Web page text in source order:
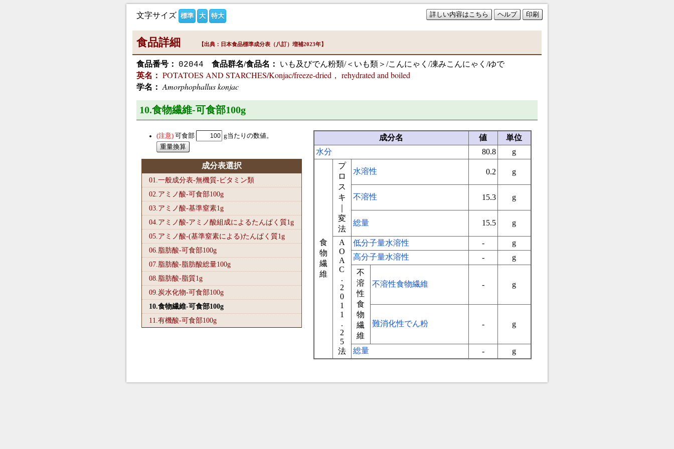
詳しい内容はこちら ヘルプ 印刷
文字サイズ 標準 大 特大
食品詳細 【出典：日本食品標準成分表（八訂）増補2023年】
食品番号： 02044 食品群名/食品名：
いも及びでん粉類/＜いも類＞/こんにゃく/凍みこんにゃく/ゆで
英名： POTATOES AND STARCHES/Konjac/freeze-dried， rehydrated and boiled
学名： Amorphophallus konjac
10.食物繊維-可食部100g
可食部 g当たりの数値。
成分表選択
01.一般成分表-無機質-ビタミン類
02.アミノ酸-可食部100g
03.アミノ酸-基準窒素1g
04.アミノ酸-アミノ酸組成によるたんぱく質1g
05.アミノ酸-(基準窒素による)たんぱく質1g
06.脂肪酸-可食部100g
07.脂肪酸-脂肪酸総量100g
08.脂肪酸-脂質1g
09.炭水化物-可食部100g
10.食物繊維-可食部100g
11.有機酸-可食部100g
成分名 値
単位
水分
80.8 g
食
物
繊
維
プ
ロ
ス
キ
変
法
水溶性 0.2 g
不溶性 15.3 g
総量 15.5 g
A
O
A
C
.
2
0
1
1
.
2
5
法
低分子量水溶性 -
g
高分子量水溶性
-
g
不
溶
性
食
物
繊
維
不溶性食物繊維 - g
難消化性でん粉 - g
総量 - g